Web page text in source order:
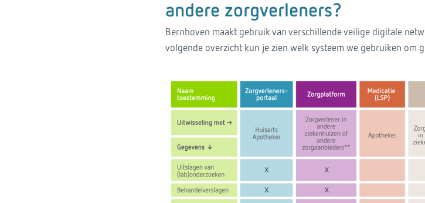
andere zorgverleners?
Bernhoven maakt gebruik van verschillende veilige digitale
volgende overzicht kun je zien welk systeem we gebruiken om